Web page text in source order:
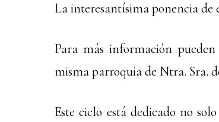
La interesantísima ponencia de
Para más información
misma parroquia de Ntra. Sra.
Este ciclo está dedicado no